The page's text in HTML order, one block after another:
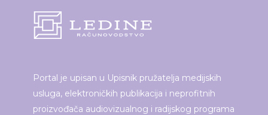
Portal je upisan u Upisnik pružatelja medijskih
usluga, elektroničkih publikacija i neprofitnih
proizvođača audiovizualnog i radijskog programa